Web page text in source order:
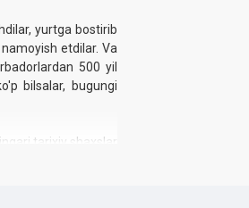
yurtga bostirib
etdilar. Va
500 yil
bilsalar, bugungi
tarixiy shaxslar
obrazi yaratilgani